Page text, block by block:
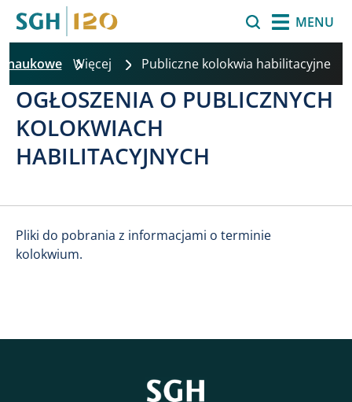
MENU
naukowe Więcej Publiczne kolokwia habilitacyjne
OGŁOSZENIA O PUBLICZNYCH
KOLOKWIACH
HABILITACYJNYCH
Pliki do pobrania z informacjami o terminie
kolokwium.